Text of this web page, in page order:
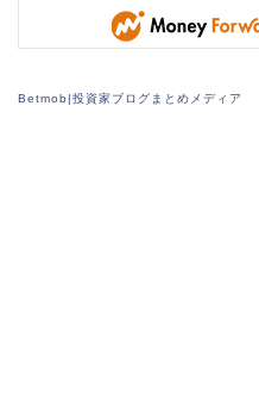
Betmob|投資家ブログまとめメディア